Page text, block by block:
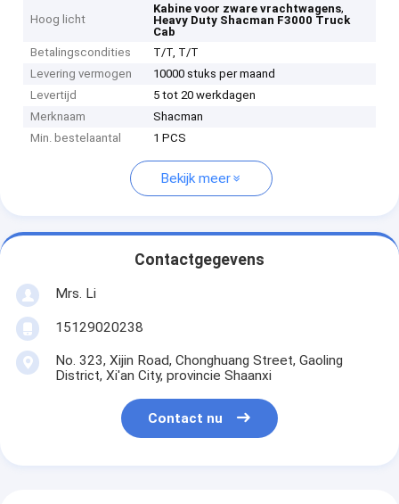
Hoog licht
Kabine voor zware vrachtwagens,
Heavy Duty Shacman F3000 Truck
Cab
Betalingscondities
T/T, T/T
Levering vermogen
10000 stuks per maand
Levertijd
5 tot 20 werkdagen
Merknaam
Shacman
Min. bestelaantal
1 PCS
Bekijk meer
Contactgegevens
Mrs. Li
15129020238
No. 323, Xijin Road, Chonghuang Street, Gaoling
District, Xi'an City, provincie Shaanxi
Contact nu